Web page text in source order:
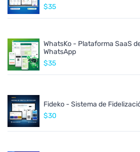
$35
WhatsKo - Plataforma SaaS
WhatsApp
$35
Fideko - Sistema de
$30